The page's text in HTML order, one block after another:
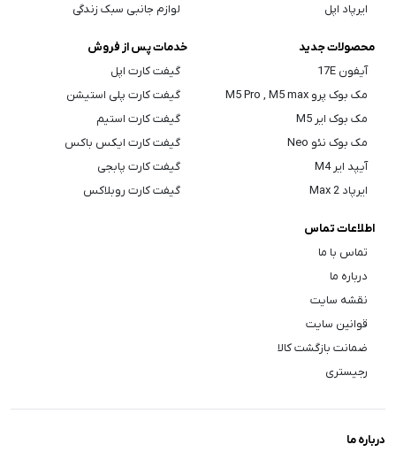
ایرپاد اپل
لوازم جانبی سبک زندگی
محصولات جدید
آیفون 17E
مک بوک پرو M5 Pro , M5 max
مک بوک ایر M5
مک بوک نئو Neo
آیپد ایر M4
ایرپاد Max 2
خدمات پس از فروش
گیفت کارت اپل
گیفت کارت پلی استیشن
گیفت کارت استیم
گیفت کارت ایکس باکس
گیفت کارت پابجی
گیفت کارت روبلاکس
اطلاعات تماس
تماس با ما
درباره ما
نقشه سایت
قوانین سایت
ضمانت بازگشت کالا
رجیستری
درباره ما